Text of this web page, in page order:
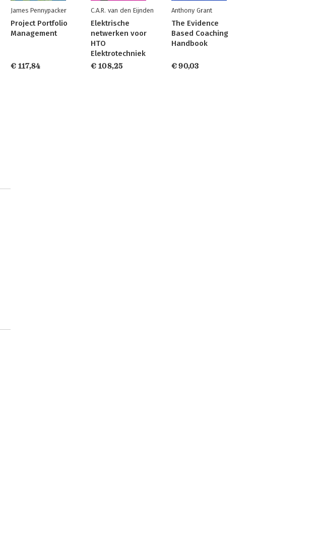
James Pennypacker
Project Portfolio
Management
€ 117,84
C.A.R. van den Eijnden
Elektrische
netwerken voor
HTO
Elektrotechniek
€ 108,25
Anthony Grant
The Evidence
Based Coaching
Handbook
€ 90,03